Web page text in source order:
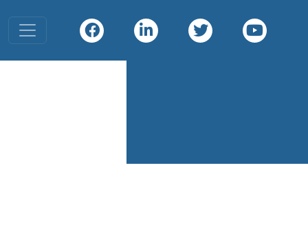
Toggle navigation